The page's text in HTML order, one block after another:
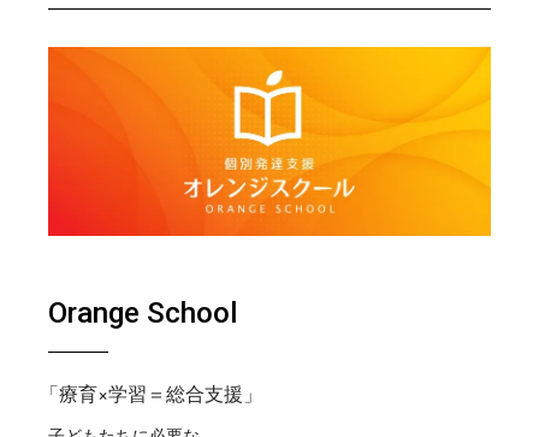
Orange School
「療育×学習＝総合支援」